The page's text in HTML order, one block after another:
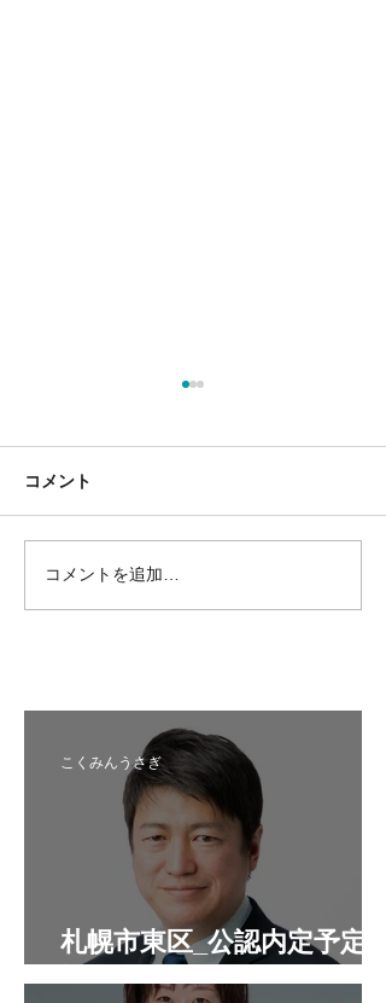
国民民主プレス号外 苫小
牧市特別号 令和8年6月
コメント
コメントを追加…
札幌市東区_公認内定予定候
補者
こくみんうさぎ